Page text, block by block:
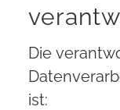
Die
ist: